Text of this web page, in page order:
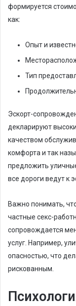
формируется
как:
Опыт и
Тип
Эскорт-
декларируют
качеством
комфорта и так
предложить
все дороги ведут к
Важно понимать,
частные секс-
сопровождается
услуг. Например,
опасностью, что
рискованным.